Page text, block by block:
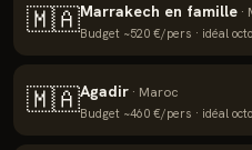
🇲🇦Marrakech en famille ·
Budget ~520 €/pers · idéal
🇲🇦Agadir · Maroc
Budget ~460 €/pers · idéal